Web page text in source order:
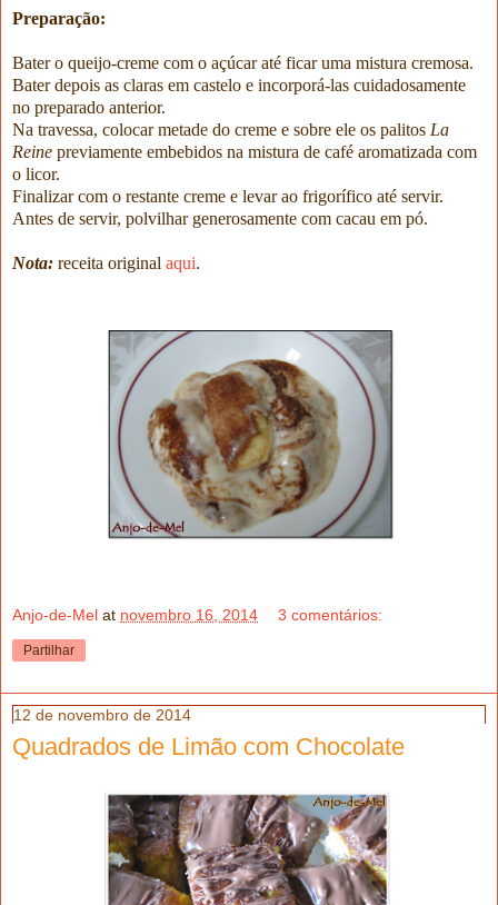
Preparação:
Bater o queijo-creme com o açúcar até ficar uma mistura cremosa.
Bater depois as claras em castelo e incorporá-las cuidadosamente
no preparado anterior.
Na travessa, colocar metade do creme e sobre ele os palitos La
Reine previamente embebidos na mistura de café aromatizada com
o licor.
Finalizar com o restante creme e levar ao frigorífico até servir.
Antes de servir, polvilhar generosamente com cacau em pó.
Nota: receita original aqui.
Anjo-de-Mel at novembro 16, 2014 3 comentários:
Partilhar
12 de novembro de 2014
Quadrados de Limão com Chocolate